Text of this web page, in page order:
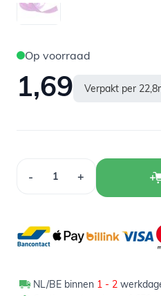
Op voorraad
1,69 Verpakt per
- +
NL/BE binnen 1 - 2